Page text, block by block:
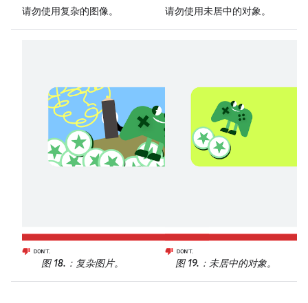
请勿使用复杂的图像。 请勿使用未居中的对象。
图 18. ：复杂图片。 图 19. ：未居中的对象。